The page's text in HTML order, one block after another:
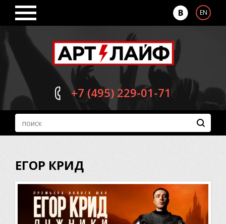
EN
+7 (495) 229-01-71
ЕГОР КРИД